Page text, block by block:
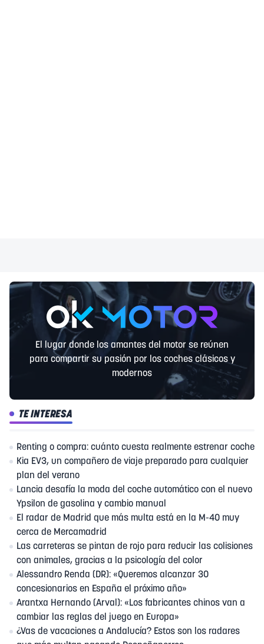
El lugar donde los amantes del motor se reúnen
para compartir su pasión por los coches clásicos y
modernos
TE INTERESA
Renting o compra: cuánto cuesta realmente estrenar coche
Kia EV3, un compañero de viaje preparado para cualquier
plan del verano
Lancia desafía la moda del coche automático con el nuevo
Ypsilon de gasolina y cambio manual
El radar de Madrid que más multa está en la M-40 muy
cerca de Mercamadrid
Las carreteras se pintan de rojo para reducir las colisiones
con animales, gracias a la psicología del color
Alessandro Renda (DR): «Queremos alcanzar 30
concesionarios en España el próximo año»
Arantxa Hernando (Arval): «Los fabricantes chinos van a
cambiar las reglas del juego en Europa»
¿Vas de vacaciones a Andalucía? Estos son los radares